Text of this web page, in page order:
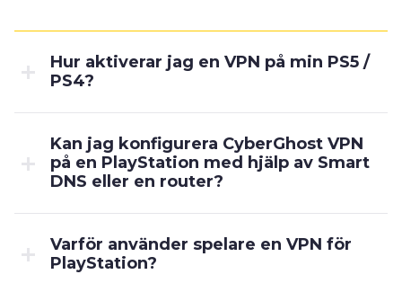
Hur aktiverar jag en VPN på min PS5 /
PS4?
Kan jag konfigurera CyberGhost VPN
på en PlayStation med hjälp av Smart
DNS eller en router?
Varför använder spelare en VPN för
PlayStation?